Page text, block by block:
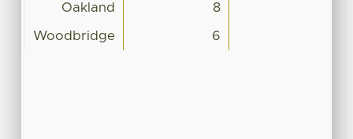
Oakland 8
Woodbridge 6